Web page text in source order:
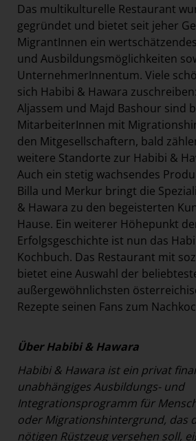
Das multikulturelle Restaurant
gegründet und bietet seit jeher
MigrantInnen ein
und Ausbildungsmöglichkeiten
UnternehmerInnentum. Viele
sich Habibi & Hawara
Aljassem und Majd Bashour sind
MitarbeiterInnen mit
den Mitgesellschaftern, bald
weitere Standorte zur Habibi &
Auch ein stetig wachsendes
Billa und Merkur bringt die
& Hawara zu den begeisterten
Hause. Ein weiterer Höhepunkt
Erfolgsgeschichte ist nun das
Kochbuch. Das Restaurant mit
bietet eine Auswahl der
außergewöhnlichsten
Rezepte seinen Fans zum
Über Habibi & Hawara
Habibi & Hawara ist ein privat
unabhängiges Ausbildungs- und
Integrationsprogramm für
oder Migrationshintergrund, das
nötigen Rüstzeug versehen soll,